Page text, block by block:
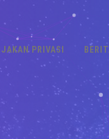
PRIVASI